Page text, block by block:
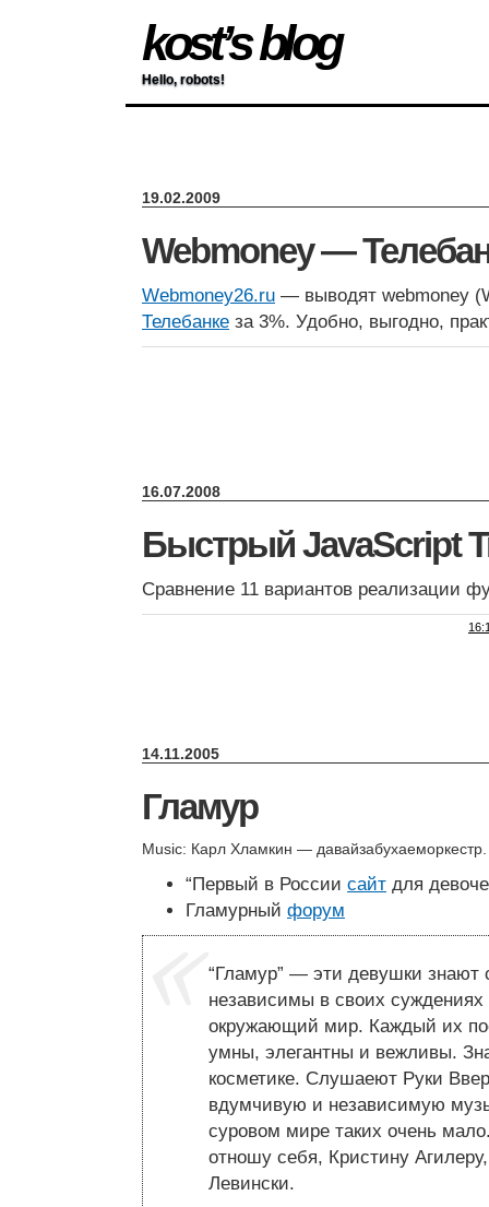
kost’s blog
Hello, robots!
19.02.2009
Webmoney —
Webmoney26.ru — выводят webmoney
Телебанке за 3%. Удобно, выгодно,
16.07.2008
Быстрый JavaScript
Сравнение 11 вариантов реализации
14.11.2005
Гламур
Music: Карл Хламкин —
“Первый в России сайт для
Гламурный форум
“Гламур” — эти девушки знают
независимы в своих суждениях
окружающий мир. Каждый их
умны, элегантны и вежливы.
косметике. Слушаеют Руки
вдумчивую и независимую
суровом мире таких очень
отношу себя, Кристину
Левински.